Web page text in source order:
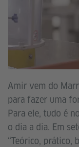
Amir vem do
para fazer uma
Para ele, tudo é
o dia a dia. Em
“Teórico, prático,